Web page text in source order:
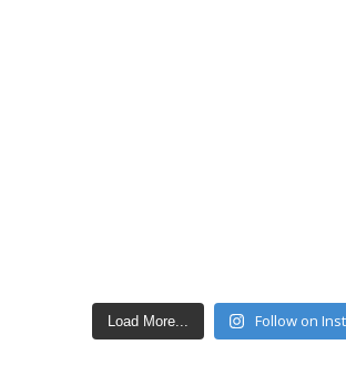
Load More... Follow on